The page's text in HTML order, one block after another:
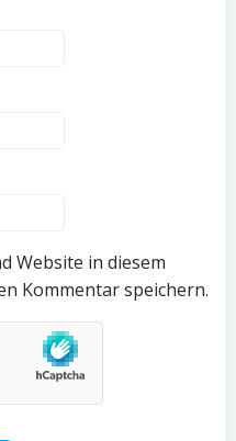
Website in diesem
Kommentar speichern.